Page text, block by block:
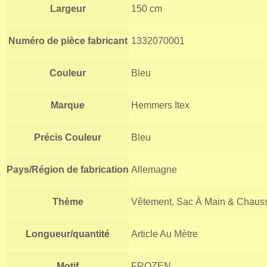
Largeur 150 cm
Numéro de pièce fabricant 1332070001
Couleur Bleu
Marque Hemmers Itex
Précis Couleur Bleu
Pays/Région de fabrication Allemagne
Thème Vêtement, Sac À Main &
Longueur/quantité Article Au Mètre